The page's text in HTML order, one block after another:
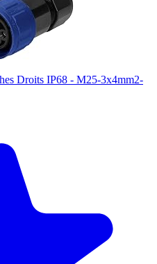
Droits IP68 - M25-3x4mm2-